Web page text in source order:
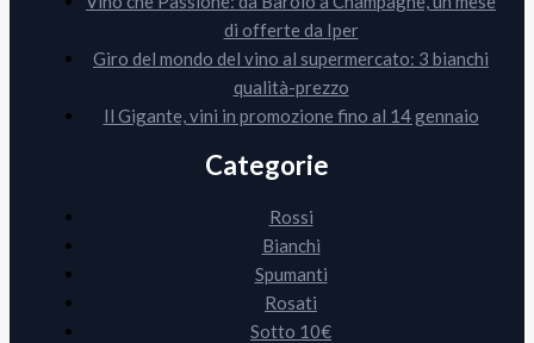
di offerte da Iper
Giro del mondo del vino al supermercato: 3 bianchi
qualità-prezzo
Il Gigante, vini in promozione fino al 14 gennaio
Categorie
Rossi
Bianchi
Spumanti
Rosati
Sotto 10€